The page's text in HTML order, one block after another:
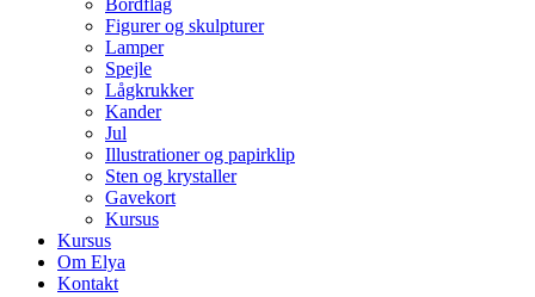
Bordflag
Figurer og skulpturer
Lamper
Spejle
Lågkrukker
Kander
Jul
Illustrationer og papirklip
Sten og krystaller
Gavekort
Kursus
Kursus
Om Elya
Kontakt